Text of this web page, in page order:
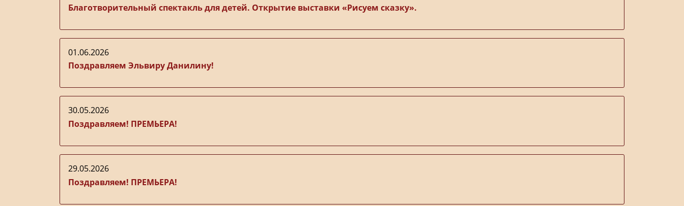
Благотворительный спектакль для детей. Открытие выставки «Рисуем сказку».
01.06.2026
Поздравляем Эльвиру Данилину!
30.05.2026
Поздравляем! ПРЕМЬЕРА!
29.05.2026
Поздравляем! ПРЕМЬЕРА!